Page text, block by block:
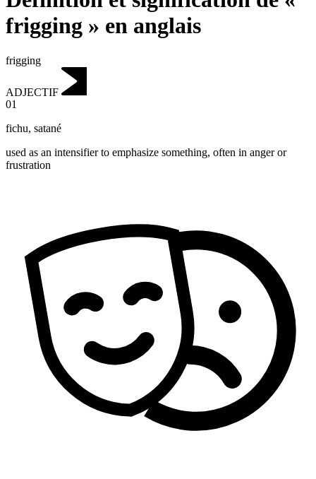
frigging » en anglais
frigging
ADJECTIF
01
fichu, satané
used as an intensifier to emphasize something, often in anger or
frustration